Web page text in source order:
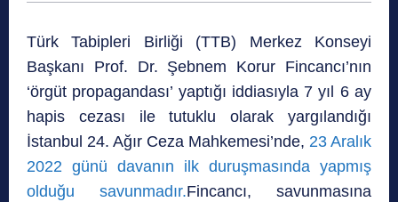
Türk Tabipleri Birliği (TTB) Merkez Konseyi
Başkanı Prof. Dr. Şebnem Korur Fincancı’nın
‘örgüt propagandası’ yaptığı iddiasıyla 7 yıl 6 ay
hapis cezası ile tutuklu olarak yargılandığı
İstanbul 24. Ağır Ceza Mahkemesi’nde, 23 Aralık
2022 günü davanın ilk duruşmasında yapmış
olduğu savunmadır.Fincancı, savunmasına